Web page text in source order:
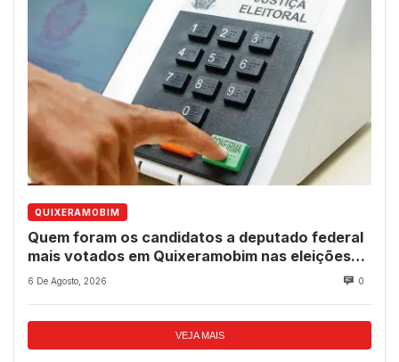
QUIXERAMOBIM
Quem foram os candidatos a deputado federal
mais votados em Quixeramobim nas eleições
de 2022?
6 De Agosto, 2026 0
VEJA MAIS